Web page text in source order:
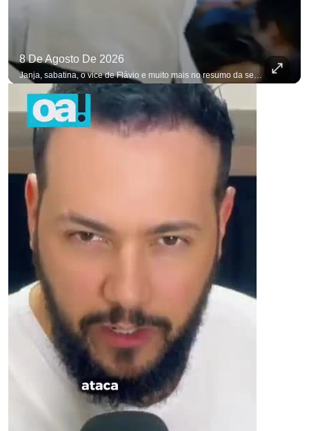
8 De Agosto De 2026
Janja, sabatina, o vice de Flávio e muito mais no resumo da semana. #OAntagonista Se você busca informação com credibilidade, inscreva-se agora e ative o